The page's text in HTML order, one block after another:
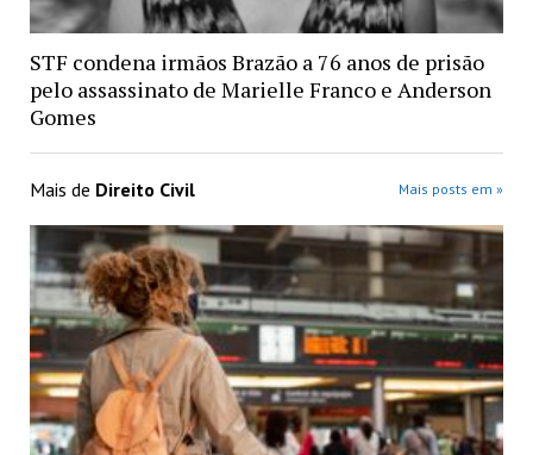
STF condena irmãos Brazão a 76 anos de prisão
pelo assassinato de Marielle Franco e Anderson
Gomes
Mais de Direito Civil Mais posts em »